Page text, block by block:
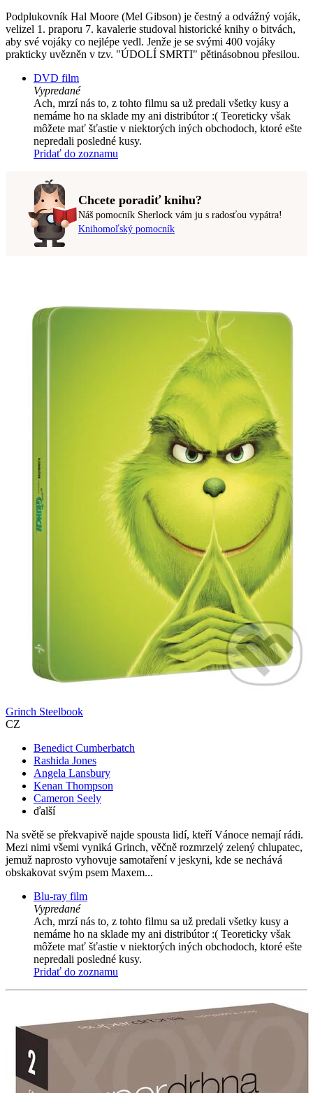
Podplukovník Hal Moore (Mel Gibson) je čestný a odvážný voják,
velizel 1. praporu 7. kavalerie studoval historické knihy o bitvách,
aby své vojáky co nejlépe vedl. Jenže je se svými 400 vojáky
prakticky uvězněn v tzv. "ÚDOLÍ SMRTI" pětinásobnou přesilou.
DVD film
Vypredané
Ach, mrzí nás to, z tohto filmu sa už predali všetky kusy a
nemáme ho na sklade my ani distribútor :( Teoreticky však
môžete mať šťastie v niektorých iných obchodoch, ktoré ešte
nepredali posledné kusy.
Pridať do zoznamu
Chcete poradiť knihu?
Náš pomocník Sherlock vám ju s radosťou vypátra!
Knihomoľský pomocník
Grinch Steelbook
CZ
Benedict Cumberbatch
Rashida Jones
Angela Lansbury
Kenan Thompson
Cameron Seely
ďalší
Na světě se překvapivě najde spousta lidí, kteří Vánoce nemají rádi.
Mezi nimi všemi vyniká Grinch, věčně rozmrzelý zelený chlupatec,
jemuž naprosto vyhovuje samotaření v jeskyni, kde se nechává
obskakovat svým psem Maxem...
Blu-ray film
Vypredané
Ach, mrzí nás to, z tohto filmu sa už predali všetky kusy a
nemáme ho na sklade my ani distribútor :( Teoreticky však
môžete mať šťastie v niektorých iných obchodoch, ktoré ešte
nepredali posledné kusy.
Pridať do zoznamu